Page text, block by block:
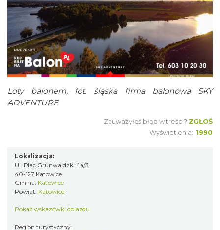
Loty balonem, fot. śląska firma balonowa SKY
ADVENTURE
Zauważyłeś błąd w treści? ZGŁOŚ
Wyświetlenia: 1990
Lokalizacja:
Ul. Plac Grunwaldzki 4a/3
40-127 Katowice
Gmina: Katowice
Powiat: Katowice
Pokaż wskazówki dojazdu
Region turystyczny: